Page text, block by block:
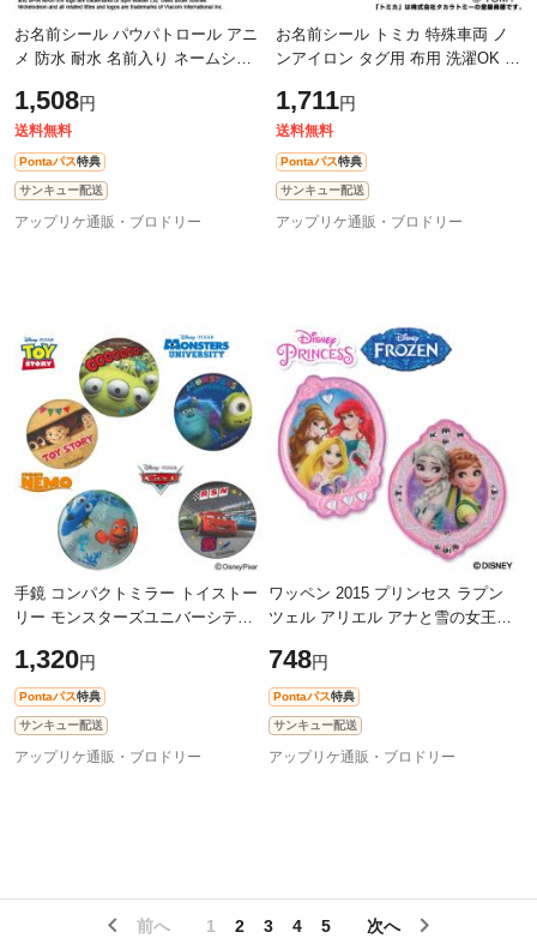
お名前シール パウパトロール アニ
メ 防水 耐水 名前入り ネームシー
プレゼント 送料無料 PR
1,508円
送料無料
Pontaパス特典
サンキュー配送
アップリケ通販・ブロドリー
お名前シール トミカ 特殊車両 ノ
ンアイロン タグ用 布用 洗濯OK ア
1,711円
送料無料
Pontaパス特典
サンキュー配送
アップリケ通販・ブロドリー
手鏡 コンパクトミラー トイストー
リー モンスターズユニバーシティ
勤 ハンドミラー プレゼント メイ
1,320円
Pontaパス特典
サンキュー配送
アップリケ通販・ブロドリー
ワッペン 2015 プリンセス ラプン
ツェル アリエル アナと雪の女王
わいい 刺繍 キャラクター グッズ
プ
748円
Pontaパス特典
サンキュー配送
アップリケ通販・ブロドリー
前へ 次へ
1 2 3 4 5